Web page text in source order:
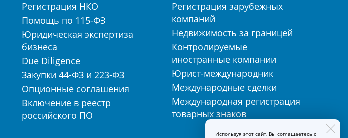
Регистрация НКО
Помощь по 115-ФЗ
Юридическая экспертиза
бизнеса
Due Diligence
Закупки 44-ФЗ и 223-ФЗ
Опционные соглашения
Включение в реестр
российского ПО
Регистрация зарубежных
компаний
Недвижимость за границей
Контролируемые
иностранные компании
Юрист-международник
Международные сделки
Международная регистрация
товарных знаков
Используя этот сайт, Вы соглашаетесь с